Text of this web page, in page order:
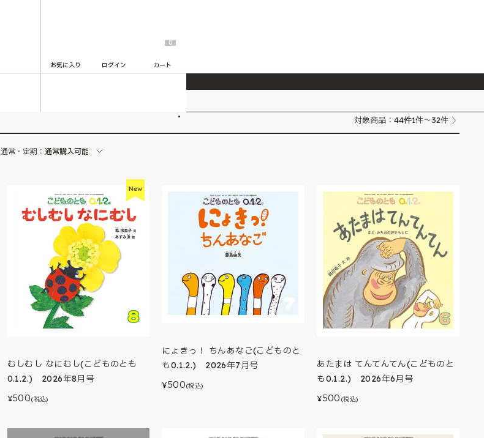
2026/7/23 『ONE PIECE magazine 021 ONE PIECEカード付き同梱版』発売延期のご案内
お気に入り ログイン
0
カート
対象商品： 44件1件～32件
通常・定期： 通常購入可能
むしむし なにむし(こどものとも
0.1.2.) 2026年8月号
¥500(税込)
にょきっ！ ちんあなご(こどものと
も0.1.2.) 2026年7月号
¥500(税込)
あたまは てんてんてん(こどものと
も0.1.2.) 2026年6月号
¥500 (税込)